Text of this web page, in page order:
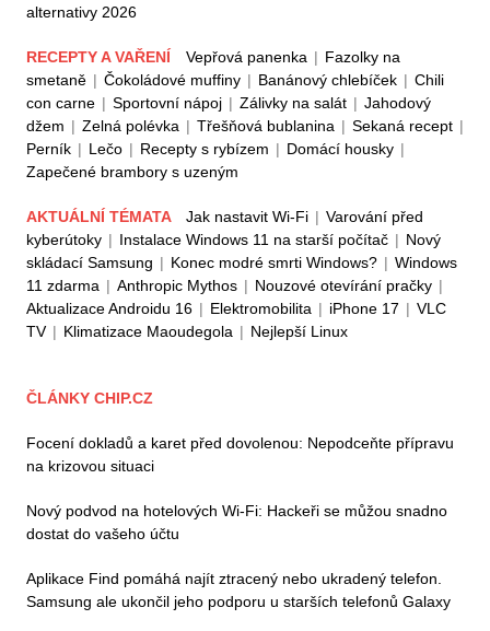
alternativy 2026
RECEPTY A VAŘENÍ Vepřová panenka | Fazolky na
smetaně | Čokoládové muffiny | Banánový chlebíček | Chili
con carne | Sportovní nápoj | Zálivky na salát | Jahodový
džem | Zelná polévka | Třešňová bublanina | Sekaná recept |
Perník | Lečo | Recepty s rybízem | Domácí housky |
Zapečené brambory s uzeným
AKTUÁLNÍ TÉMATA Jak nastavit Wi-Fi | Varování před
kyberútoky | Instalace Windows 11 na starší počítač | Nový
skládací Samsung | Konec modré smrti Windows? | Windows
11 zdarma | Anthropic Mythos | Nouzové otevírání pračky |
Aktualizace Androidu 16 | Elektromobilita | iPhone 17 | VLC
TV | Klimatizace Maoudegola | Nejlepší Linux
ČLÁNKY CHIP.CZ
Focení dokladů a karet před dovolenou: Nepodceňte přípravu
na krizovou situaci
Nový podvod na hotelových Wi-Fi: Hackeři se můžou snadno
dostat do vašeho účtu
Aplikace Find pomáhá najít ztracený nebo ukradený telefon.
Samsung ale ukončil jeho podporu u starších telefonů Galaxy